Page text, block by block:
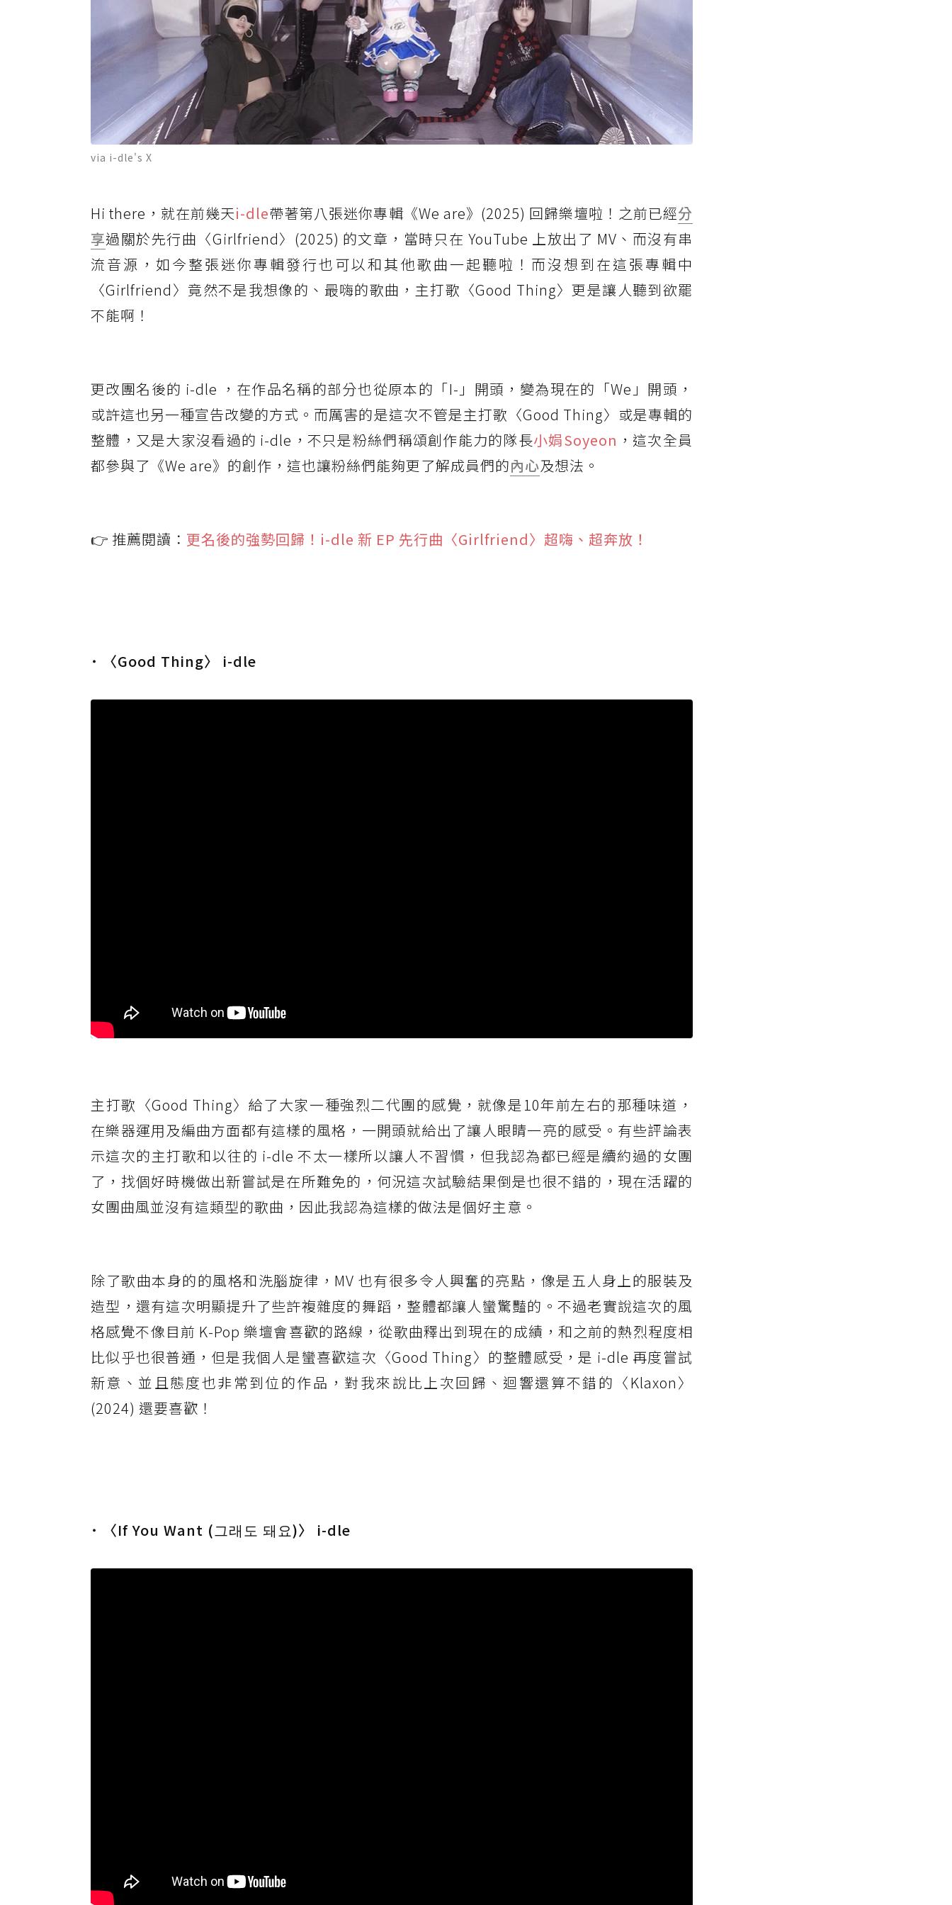
via i-dle's X
Hi there，就在前幾天i-dle帶著第八張迷你專輯《We are》(2025) 回歸樂壇啦！之前已經分
享過關於先行曲〈Girlfriend〉(2025) 的文章，當時只在 YouTube 上放出了 MV、而沒有串
流音源，如今整張迷你專輯發行也可以和其他歌曲一起聽啦！而沒想到在這張專輯中
〈Girlfriend〉竟然不是我想像的、最嗨的歌曲，主打歌〈Good Thing〉更是讓人聽到欲罷
不能啊！
更改團名後的 i-dle ，在作品名稱的部分也從原本的「I-」開頭，變為現在的「We」開頭，
或許這也另一種宣告改變的方式。而厲害的是這次不管是主打歌〈Good Thing〉或是專輯的
整體，又是大家沒看過的 i-dle，不只是粉絲們稱頌創作能力的隊長小娟Soyeon ，這次全員
都參與了《We are》的創作，這也讓粉絲們能夠更了解成員們的內心及想法。
👉 推薦閱讀： 更名後的強勢回歸！i-dle 新 EP 先行曲〈Girlfriend〉超嗨、超奔放！
˙ 〈Good Thing〉 i-dle
主打歌〈Good Thing〉給了大家一種強烈二代團的感覺，就像是10年前左右的那種味道，
在樂器運用及編曲方面都有這樣的風格，一開頭就給出了讓人眼睛一亮的感受。有些評論表
示這次的主打歌和以往的 i-dle 不太一樣所以讓人不習慣，但我認為都已經是續約過的女團
了，找個好時機做出新嘗試是在所難免的，何況這次試驗結果倒是也很不錯的，現在活躍的
女團曲風並沒有這類型的歌曲，因此我認為這樣的做法是個好主意。
除了歌曲本身的的風格和洗腦旋律，MV 也有很多令人興奮的亮點，像是五人身上的服裝及
造型，還有這次明顯提升了些許複雜度的舞蹈，整體都讓人蠻驚豔的。不過老實說這次的風
格感覺不像目前 K-Pop 樂壇會喜歡的路線，從歌曲釋出到現在的成績，和之前的熱烈程度相
比似乎也很普通，但是我個人是蠻喜歡這次〈Good Thing〉的整體感受，是 i-dle 再度嘗試
新意、並且態度也非常到位的作品，對我來說比上次回歸、迴響還算不錯的〈Klaxon〉
(2024) 還要喜歡！
˙ 〈If You Want (그래도 돼요)〉 i-dle